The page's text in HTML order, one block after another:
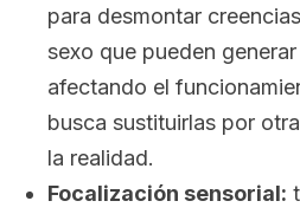
para desmontar
sexo que pueden generar
afectando el
busca sustituirlas por
la realidad.
Focalización sensorial: